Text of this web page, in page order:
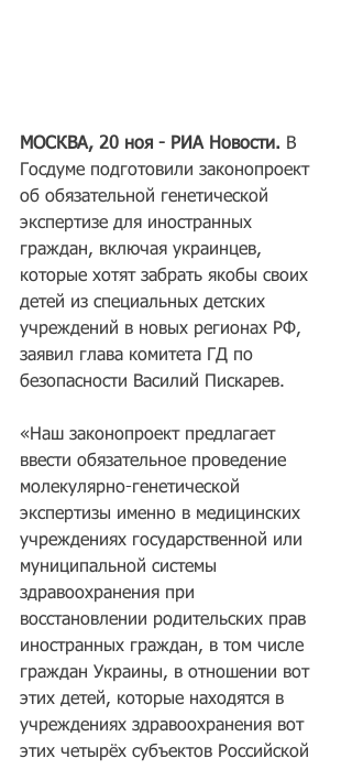
МОСКВА, 20 ноя - РИА Новости. В
Госдуме подготовили законопроект
об обязательной генетической
экспертизе для иностранных
граждан, включая украинцев,
которые хотят забрать якобы своих
детей из специальных детских
учреждений в новых регионах РФ,
заявил глава комитета ГД по
безопасности Василий Пискарев.
«Наш законопроект предлагает
ввести обязательное проведение
молекулярно-генетической
экспертизы именно в медицинских
учреждениях государственной или
муниципальной системы
здравоохранения при
восстановлении родительских прав
иностранных граждан, в том числе
граждан Украины, в отношении вот
этих детей, которые находятся в
учреждениях здравоохранения вот
этих четырёх субъектов Российской